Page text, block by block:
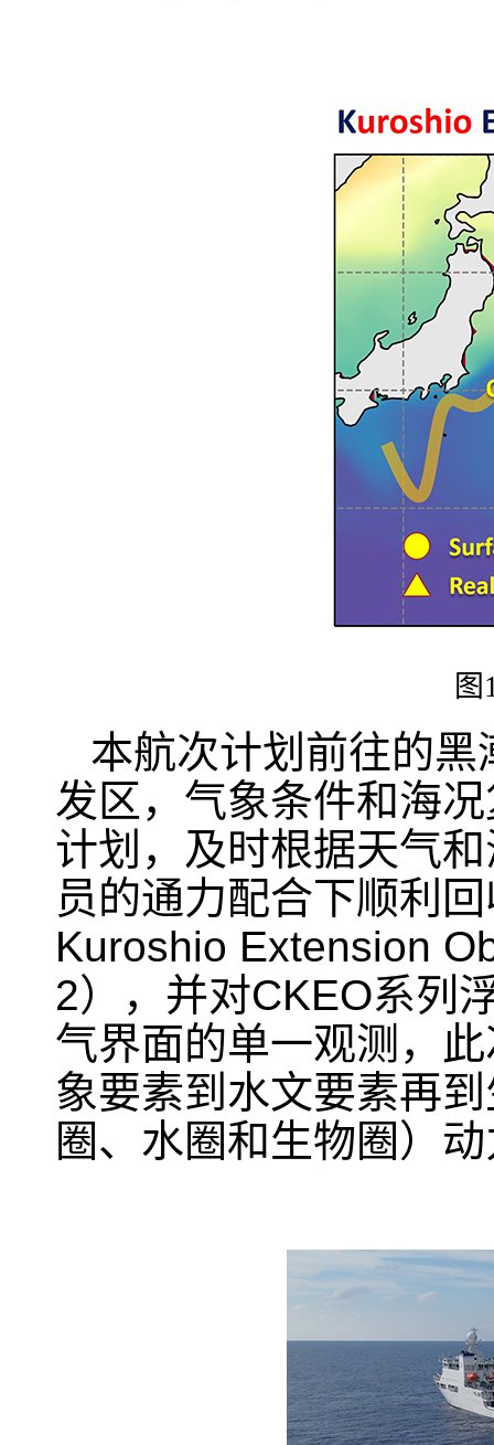
图
本航次计划前往的
发区，气象条件和海
计划，及时根据天气
员的通力配合下顺利
Kuroshio Extension
2），并对CKEO系列
气界面的单一观测，
象要素到水文要素再
圈、水圈和生物圈）